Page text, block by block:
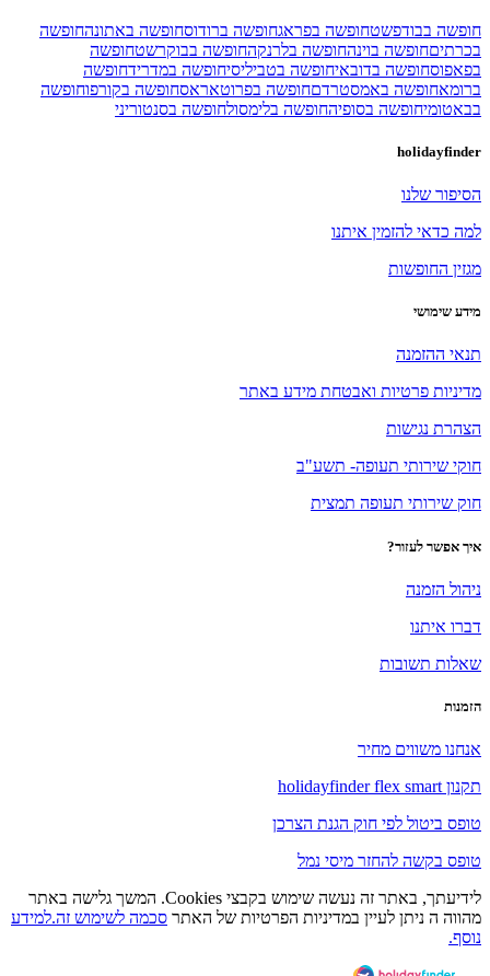
חופשה בבודפשטחופשה בפראגחופשה ברודוסחופשה באתונהחופשה
בכרתיםחופשה בוינהחופשה בלרנקהחופשה בבוקרשטחופשה
בפאפוסחופשה בדובאיחופשה בטביליסיחופשה במדרידחופשה
ברומאחופשה באמסטרדםחופשה בפרוטאראסחופשה בקורפוחופשה
בבאטומיחופשה בסופיהחופשה בלימסולחופשה בסנטוריני
holidayfinder
הסיפור שלנו
למה כדאי להזמין איתנו
מגזין החופשות
מידע שימושי
תנאי ההזמנה
מדיניות פרטיות ואבטחת מידע באתר
הצהרת נגישות
חוקי שירותי תעופה- תשע"ב
חוק שירותי תעופה תמצית
איך אפשר לעזור?
ניהול הזמנה
דברו איתנו
שאלות תשובות
הזמנות
אנחנו משווים מחיר
תקנון holidayfinder flex smart
טופס ביטול לפי חוק הגנת הצרכן
טופס בקשה להחזר מיסי נמל
לידיעתך, באתר זה נעשה שימוש בקבצי Cookies. המשך גלישה באתר
מהווה ה ניתן לעיין במדיניות הפרטיות של האתר סכמה לשימוש זה.למידע
נוסף.